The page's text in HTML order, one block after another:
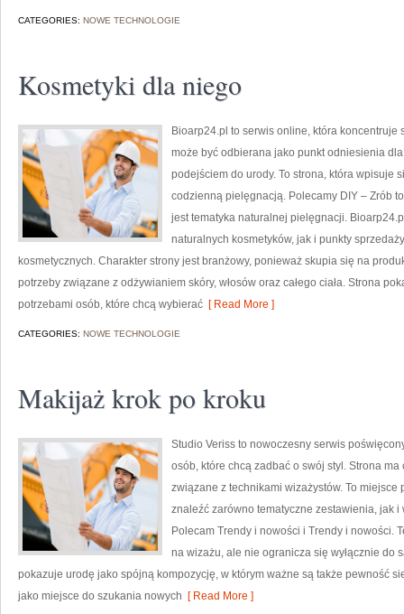
CATEGORIES: NOWE TECHNOLOGIE
Kosmetyki dla niego
Bioarp24.pl to serwis online, która koncentruje
może być odbierana jako punkt odniesienia
podejściem do urody. To strona, która wpisuje
codzienną pielęgnacją. Polecamy DIY – Zrób
jest tematyka naturalnej pielęgnacji.
naturalnych kosmetyków, jak i punkty
kosmetycznych. Charakter strony jest branżowy, ponieważ skupia się na
potrzeby związane z odżywianiem skóry, włosów oraz całego ciała. Strona
potrzebami osób, które chcą wybierać [ Read More ]
CATEGORIES: NOWE TECHNOLOGIE
Makijaż krok po kroku
Studio Veriss to nowoczesny serwis
osób, które chcą zadbać o swój styl. Strona
związane z technikami wizażystów. To miejsce
znaleźć zarówno tematyczne zestawienia, jak
Polecam Trendy i nowości i Trendy i nowości.
na wizażu, ale nie ogranicza się wyłącznie do
pokazuje urodę jako spójną kompozycję, w którym ważne są także pewność
jako miejsce do szukania nowych [ Read More ]